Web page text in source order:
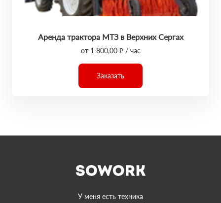
Аренда трактора МТЗ в Верхних Сергах
от 1 800,00 ₽ / час
Заказать
У меня есть техника